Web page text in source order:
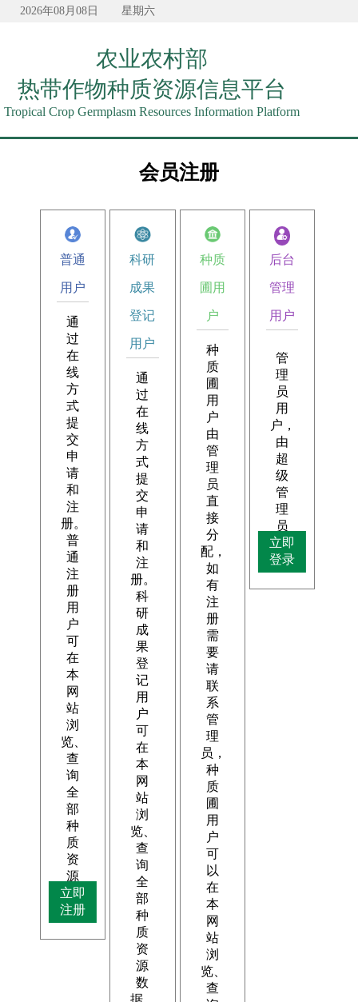
2026年08月08日 星期六
农业农村部
热带作物种质资源信息平台
Tropical Crop Germplasm Resources Information Platform
会员注册
普通
用户
通
过
在
线
方
式
提
交
申
请
和
注
册。
普
通
注
册
用
户
可
在
本
网
站
浏
览、
查
询
全
部
种
质
资
源
数
据。
立即
注册
科研
成果
登记
用户
通
过
在
线
方
式
提
交
申
请
和
注
册。
科
研
成
果
登
记
用
户
可
在
本
网
站
浏
览、
查
询
全
部
种
质
资
源
数
种质
圃用
户
种
质
圃
用
户
由
管
理
员
直
接
分
配，
如
有
注
册
需
要
请
联
系
管
理
员，
种
质
圃
用
户
可
以
在
本
网
站
浏
览、
查
后台
管理
用户
管
理
员
用
户，
由
超
级
管
理
员
分
配。
立即
登录